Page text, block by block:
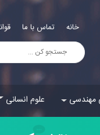
خانه تماس با ما
مهندسی علوم انسانی